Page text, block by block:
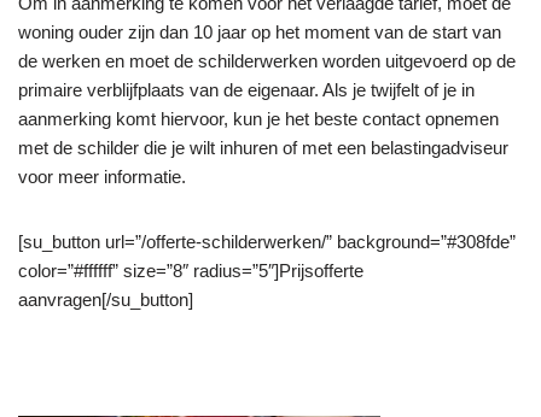
woning ouder zijn dan 10 jaar op het moment van de start van
de werken en moet de schilderwerken worden uitgevoerd op de
primaire verblijfplaats van de eigenaar. Als je twijfelt of je in
aanmerking komt hiervoor, kun je het beste contact opnemen
met de schilder die je wilt inhuren of met een belastingadviseur
voor meer informatie.
[su_button url=”/offerte-schilderwerken/” background=”#308fde”
color=”#ffffff” size=”8″ radius=”5″]Prijsofferte
aanvragen[/su_button]